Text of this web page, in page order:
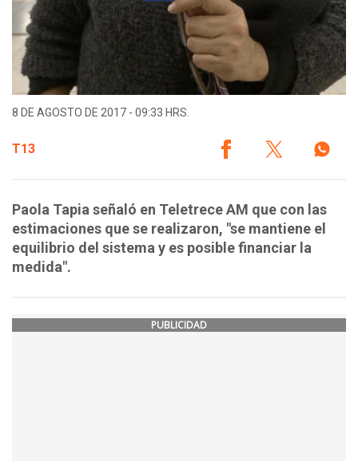
8 DE AGOSTO DE 2017 - 09:33 HRS.
T13
Paola Tapia señaló en Teletrece AM que con las
estimaciones que se realizaron, "se mantiene el
equilibrio del sistema y es posible financiar la
medida".
PUBLICIDAD